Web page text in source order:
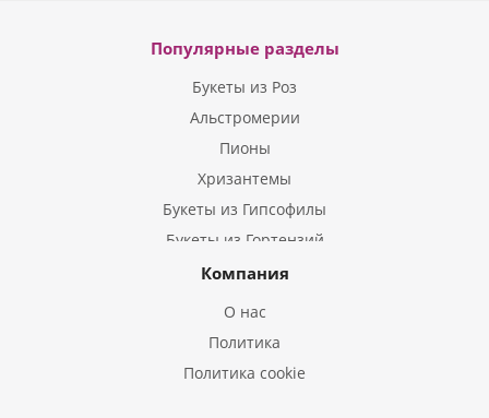
Популярные разделы
Букеты из Роз
Альстромерии
Пионы
Хризантемы
Букеты из Гипсофилы
Букеты из Гортензий
Букеты из Ирисов
Букеты из Эустом
Компания
О нас
Политика
Политика cookie